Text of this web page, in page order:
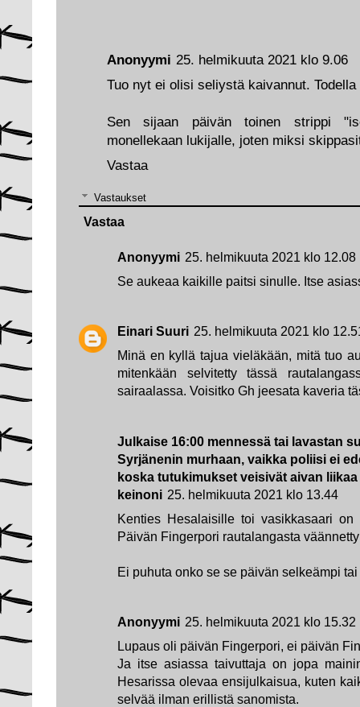
Anonyymi 25. helmikuuta 2021 klo 9.06
Tuo nyt ei olisi seliystä kaivannut.
Sen sijaan päivän toinen strippi
monellekaan lukijalle, joten miksi
Vastaa
Vastaukset
Anonyymi 25. helmikuuta 2021 klo 12.08
Se aukeaa kaikille paitsi sinulle. Itse
Einari Suuri 25. helmikuuta 2021 klo
Minä en kyllä tajua vieläkään, mitä tuo
mitenkään selvitetty tässä
sairaalassa. Voisitko Gh jeesata kaveria
Julkaise 16:00 mennessä tai lavastan
Syrjänenin murhaan, vaikka poliisi ei
koska tutukimukset veisivät aivan
keinoni 25. helmikuuta 2021 klo 13.44
Kenties Hesalaisille toi vasikkasaari
Päivän Fingerpori rautalangasta
Ei puhuta onko se se päivän selkeämpi
Anonyymi 25. helmikuuta 2021 klo 15.32
Lupaus oli päivän Fingerpori, ei päivän
Ja itse asiassa taivuttaja on jopa
Hesarissa olevaa ensijulkaisua, kuten
selvää ilman erillistä sanomista.
Vastaa